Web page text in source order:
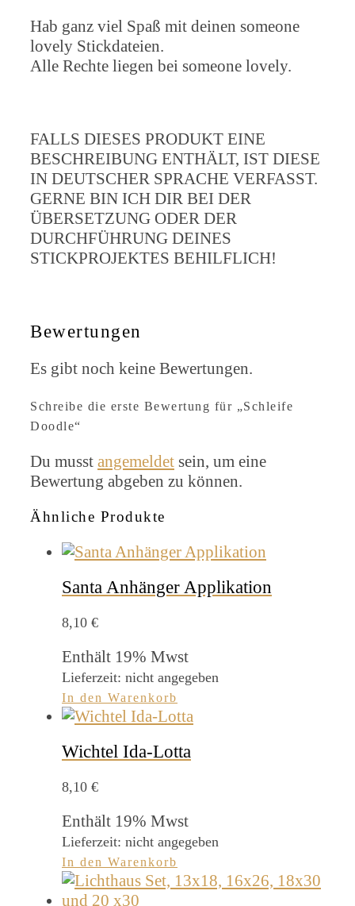
Hab ganz viel Spaß mit deinen someone
lovely Stickdateien.
Alle Rechte liegen bei someone lovely.
FALLS DIESES PRODUKT EINE
BESCHREIBUNG ENTHÄLT, IST DIESE
IN DEUTSCHER SPRACHE VERFASST.
GERNE BIN ICH DIR BEI DER
ÜBERSETZUNG ODER DER
DURCHFÜHRUNG DEINES
STICKPROJEKTES BEHILFLICH!
Bewertungen
Es gibt noch keine Bewertungen.
Schreibe die erste Bewertung für „Schleife
Doodle“
Du musst angemeldet sein, um eine
Bewertung abgeben zu können.
Ähnliche Produkte
Santa Anhänger Applikation
8,10 €
Enthält 19% Mwst
Lieferzeit: nicht angegeben
In den Warenkorb
Wichtel Ida-Lotta
8,10 €
Enthält 19% Mwst
Lieferzeit: nicht angegeben
In den Warenkorb